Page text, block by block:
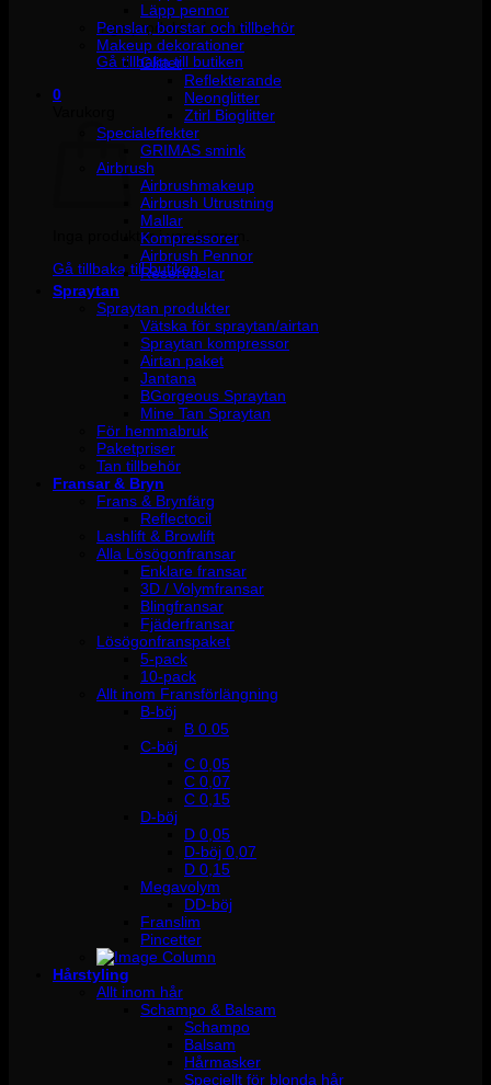
Inga produkter i varukorgen.
Gå tillbaka till butiken
0
Inga produkter i varukorgen.
Gå tillbaka till butiken
Läpp pennor
Penslar, borstar och tillbehör
Makeup dekorationer
Glitter
Reflekterande
Neonglitter
Ztirl Bioglitter
Specialeffekter
GRIMAS smink
Airbrush
Airbrushmakeup
Airbrush Utrustning
Mallar
Kompressorer
Airbrush Pennor
Reservdelar
Spraytan
Spraytan produkter
Vätska för spraytan/airtan
Spraytan kompressor
Airtan paket
Jantana
BGorgeous Spraytan
Mine Tan Spraytan
För hemmabruk
Paketpriser
Tan tillbehör
Fransar & Bryn
Frans & Brynfärg
Reflectocil
Lashlift & Browlift
Alla Lösögonfransar
Enklare fransar
3D / Volymfransar
Blingfransar
Fjäderfransar
Lösögonfranspaket
5-pack
10-pack
Allt inom Fransförlängning
B-böj
B 0.05
C-böj
C 0,05
C 0,07
C 0,15
D-böj
D 0,05
D-böj 0,07
D 0,15
Megavolym
DD-böj
Franslim
Pincetter
Hårstyling
Allt inom hår
Schampo & Balsam
Schampo
Balsam
Hårmasker
Speciellt för blonda hår